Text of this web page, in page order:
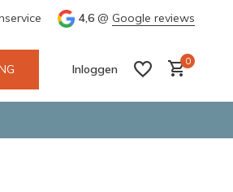
snelle bezorging door o.a. Fietskoerier en
4,6 @ Google reviews
Inloggen
0